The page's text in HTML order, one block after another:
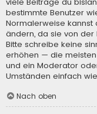
viele Beiträge du
bestimmte Benutzer
Normalerweise kannst
ändern, da sie von
Bitte schreibe keine
erhöhen — die
und ein Moderator
Umständen einfach
Nach oben